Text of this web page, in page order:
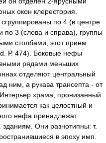
окон клерестория.
по 4 (в центре
по 3 (слева и справа), группы
столбами; этот прием
Р. 474). Боковые нефы
рядами меньших
отделяют центральный
ним, а рукава трансепта - от
храма, пронизанный
как целостный и
нефа принадлежат
Они разнотипны: т.
в эпоху имп.